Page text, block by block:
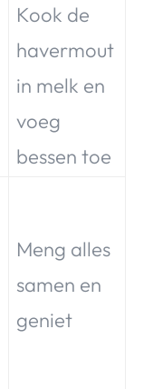
Kook de
havermout
in melk en
voeg
bessen toe
Meng alles
samen en
geniet